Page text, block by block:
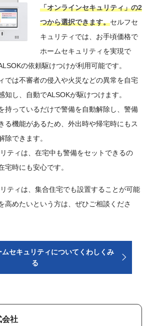
「オンラインセキュリティ」の2
つから選択できます。セルフセ
キュリティでは、お手頃価格で
ホームセキュリティを実現で
の依頼駆けつけが利用可能です。
では不審者の侵入や火災などの異常を自宅
知し、自動でALSOKが駆けつけます。
持っているだけで警備を自動解除し、警備
る機能があるため、外出時や帰宅時にもス
除できます。
ティは、在宅中も警備をセットできるの
宅時にも安心です。
ティは、集合住宅でも設置することが可能
高めたいという方は、ぜひご相談くださ
セキュリティについてくわしくみ
る
会社